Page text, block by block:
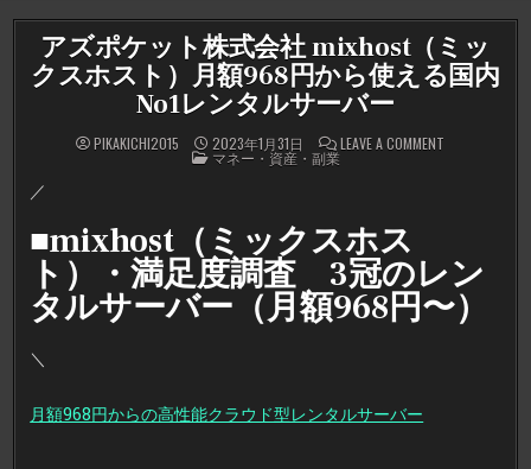
アズポケット株式会社 mixhost（ミッ
クスホスト）月額968円から使える国内
No1レンタルサーバー
PIKAKICHI2015 2023年1月31日 LEAVE A COMMENTON
会
社
MIXHOST（ミ
ッ
POSTED
IN
マネー・資産・副業
／
■mixhost（ミックスホス
ト）・満足度調査 3冠のレン
タルサーバー（月額968円〜）
＼
月額968円からの高性能クラウド型レンタルサーバー